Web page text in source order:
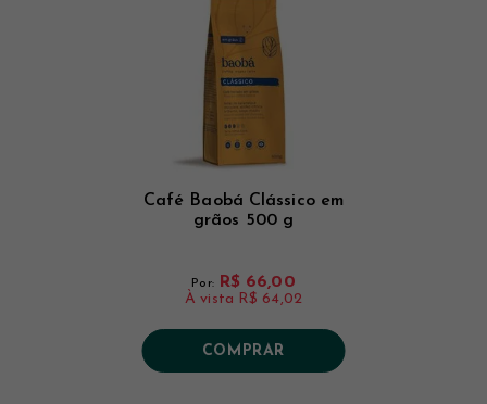
Café Baobá Clássico em
grãos 500 g
Por: R$ 66,00
À vista R$ 64,02
COMPRAR